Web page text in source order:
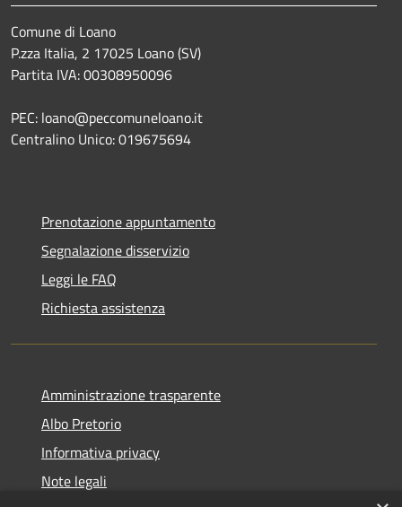
Comune di Loano
P.zza Italia, 2 17025 Loano (SV)
Partita IVA: 00308950096
PEC: loano@peccomuneloano.it
Centralino Unico: 019675694
Prenotazione appuntamento
Segnalazione disservizio
Leggi le FAQ
Richiesta assistenza
Amministrazione trasparente
Albo Pretorio
Informativa privacy
Note legali